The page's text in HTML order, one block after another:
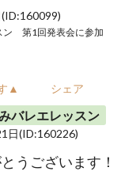
(ID:160099)
ン 第1回発表会に参加
▲ シェア
バレエレッスン
日(ID:160226)
うございます！